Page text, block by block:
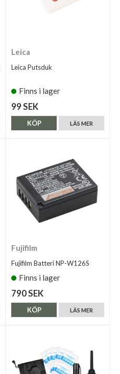
Leica
Leica Putsduk
Finns i lager
99 SEK
LÄS MER
KÖP
Fujifilm
Fujifilm Batteri NP-W126S
Finns i lager
790 SEK
LÄS MER
KÖP